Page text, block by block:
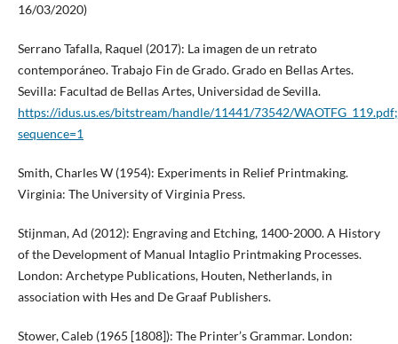
16/03/2020)
Serrano Tafalla, Raquel (2017): La imagen de un retrato
contemporáneo. Trabajo Fin de Grado. Grado en Bellas Artes.
Sevilla: Facultad de Bellas Artes, Universidad de Sevilla.
https://idus.us.es/bitstream/handle/11441/73542/
sequence=1
Smith, Charles W (1954): Experiments in Relief Printmaking.
Virginia: The University of Virginia Press.
Stijnman, Ad (2012): Engraving and Etching, 1400-2000. A History
of the Development of Manual Intaglio Printmaking Processes.
London: Archetype Publications, Houten, Netherlands, in
association with Hes and De Graaf Publishers.
Stower, Caleb (1965 [1808]): The Printer’s Grammar. London: